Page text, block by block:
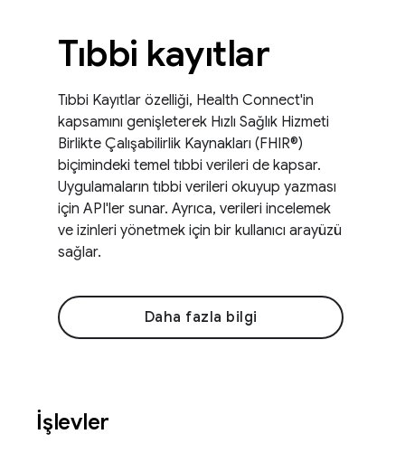
Tıbbi kayıtlar
Tıbbi Kayıtlar özelliği, Health Connect'in
kapsamını genişleterek Hızlı Sağlık Hizmeti
Birlikte Çalışabilirlik Kaynakları (FHIR®)
biçimindeki temel tıbbi verileri de kapsar.
Uygulamaların tıbbi verileri okuyup yazması
için API'ler sunar. Ayrıca, verileri incelemek
ve izinleri yönetmek için bir kullanıcı arayüzü
sağlar.
Daha fazla bilgi
İşlevler